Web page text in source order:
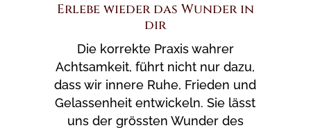
Erlebe wieder das Wunder in
dir
Die korrekte Praxis wahrer
Achtsamkeit, führt nicht nur dazu,
dass wir innere Ruhe, Frieden und
Gelassenheit entwickeln. Sie lässt
uns der grössten Wunder des